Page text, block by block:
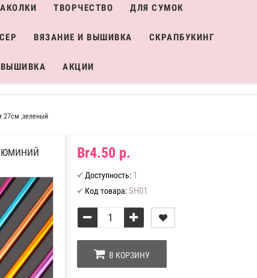
ТВОРЧЕСТВО ДЛЯ СУМОК
ВЯЗАНИЕ И ВЫШИВКА СКРАПБУКИНГ
АКЦИИ
27см ,зеленый
Br4.50 р.
Доступность:1
Код товара: SH01
В КОРЗИНУ